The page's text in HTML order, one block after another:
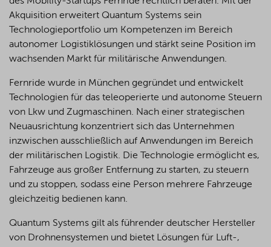
Akquisition erweitert Quantum Systems sein
Technologieportfolio um Kompetenzen im Bereich
autonomer Logistiklösungen und stärkt seine Position im
wachsenden Markt für militärische Anwendungen.
Fernride wurde in München gegründet und entwickelt
Technologien für das teleoperierte und autonome Steuern
von Lkw und Zugmaschinen. Nach einer strategischen
Neuausrichtung konzentriert sich das Unternehmen
inzwischen ausschließlich auf Anwendungen im Bereich
der militärischen Logistik. Die Technologie ermöglicht es,
Fahrzeuge aus großer Entfernung zu starten, zu steuern
und zu stoppen, sodass eine Person mehrere Fahrzeuge
gleichzeitig bedienen kann.
Quantum Systems gilt als führender deutscher Hersteller
von Drohnensystemen und bietet Lösungen für Luft-,